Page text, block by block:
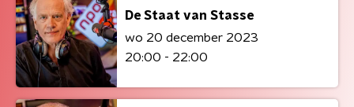
De Staat van Stasse
wo 20 december 2023
20:00 - 22:00